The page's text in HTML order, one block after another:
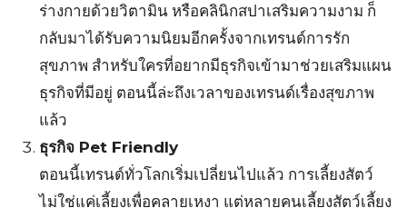
ร่างกายด้วยวิตามิน หรือคลินิกสปาเสริมความงาม ก็
กลับมาได้รับความนิยมอีกครั้งจากเทรนด์การรัก
สุขภาพ สำหรับใครที่อยากมีธุรกิจเข้ามาช่วยเสริมแผน
ธุรกิจที่มีอยู่ ตอนนี้ล่ะถึงเวลาของเทรนด์เรื่องสุขภาพ
แล้ว
ธุรกิจ Pet Friendly
ตอนนี้เทรนด์ทั่วโลกเริ่มเปลี่ยนไปแล้ว การเลี้ยงสัตว์
ไม่ใช่แค่เลี้ยงเพื่อคลายเหงา แต่หลายคนเลี้ยงสัตว์เลี้ยง